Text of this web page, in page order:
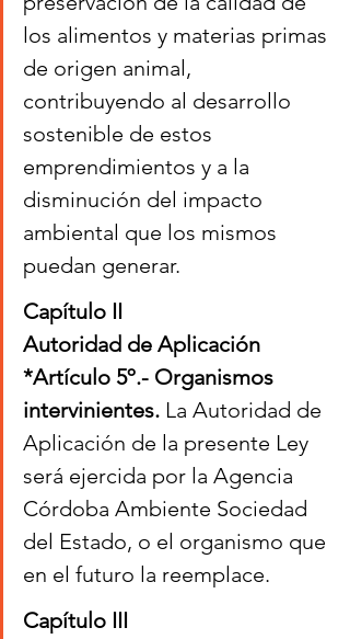
los alimentos y materias primas
de origen animal,
contribuyendo al desarrollo
sostenible de estos
emprendimientos y a la
disminución del impacto
ambiental que los mismos
puedan generar.
Capítulo II
Autoridad de Aplicación
*Artículo 5º.- Organismos
intervinientes. La Autoridad de
Aplicación de la presente Ley
será ejercida por la Agencia
Córdoba Ambiente Sociedad
del Estado, o el organismo que
en el futuro la reemplace.
Capítulo III